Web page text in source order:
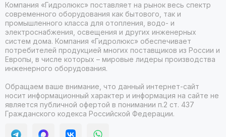
Компания «Гидролюкс» поставляет на рынок весь спектр
современного оборудования как бытового, так и
промышленного класса для отопления, водо- и
электроснабжения, освещения и других инженерных
систем дома. Компания «Гидролюкс» обеспечивает
потребителей продукцией многих поставщиков из России и
Европы, в числе которых – мировые лидеры производства
инженерного оборудования.
Обращаем ваше внимание, что данный интернет-сайт
носит информационный характер и информация на сайте не
является публичной офертой в понимании п.2 ст. 437
Гражданского кодекса Российской Федерации.